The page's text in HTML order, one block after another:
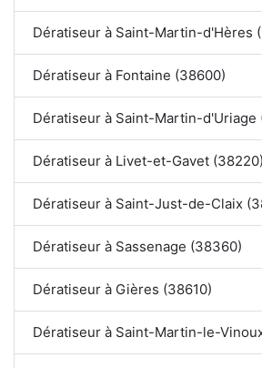
Dératiseur à Saint-Martin-d'Hères
Dératiseur à Fontaine (38600)
Dératiseur à Saint-Martin-d'Uriage
Dératiseur à Livet-et-Gavet (38220)
Dératiseur à Saint-Just-de-Claix
Dératiseur à Sassenage (38360)
Dératiseur à Gières (38610)
Dératiseur à Saint-Martin-le-